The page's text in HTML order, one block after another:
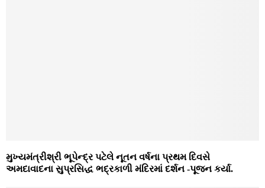
મુખ્યમંત્રીશ્રી ભૂપેન્દ્ર પટેલે નૂતન વર્ષના પ્રથમ દિવસે
અમદાવાદના સુપ્રસિદ્ધ ભદ્રકાળી મંદિરમાં દર્શન -પૂજન કર્યા.